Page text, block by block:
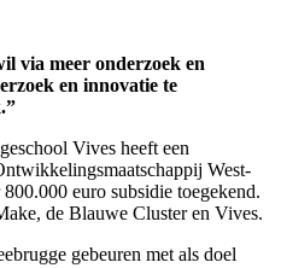
via meer onderzoek en
en innovatie te
Vives heeft een
West-
euro subsidie toegekend.
de Blauwe Cluster en Vives.
gebeuren met als doel